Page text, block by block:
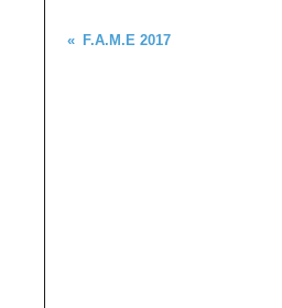
F.A.M.E 2017